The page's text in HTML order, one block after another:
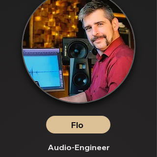
Flo
Audio-Engineer